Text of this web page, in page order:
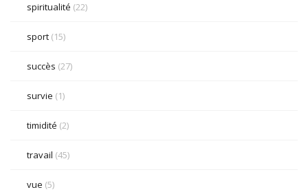
spiritualité (22)
sport (15)
succès (27)
survie (1)
timidité (2)
travail (45)
vue (5)